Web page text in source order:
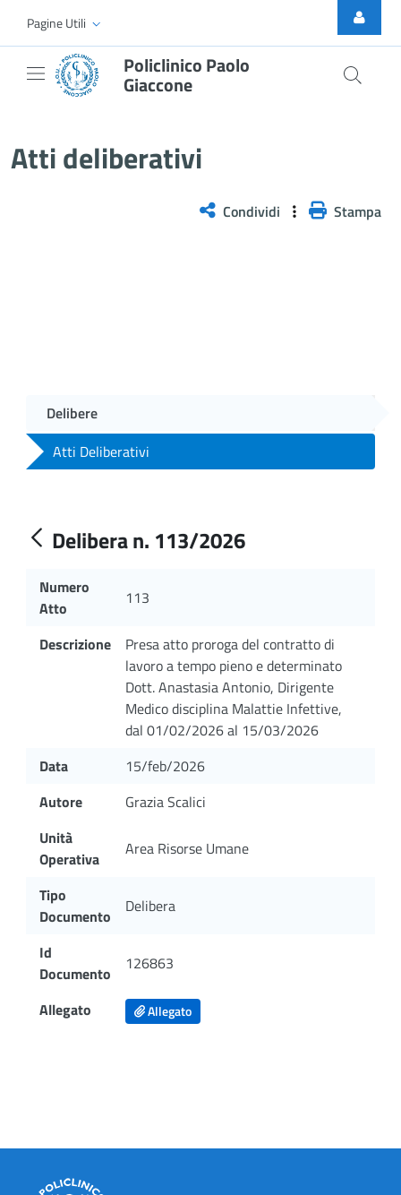
Skip to Main Content
Pagine Utili
Policlinico Paolo
Giaccone
Atti deliberativi
Condividi Stampa
Delibere
Atti Deliberativi
Delibera n. 113/2026
Numero
Atto
113
Descrizione
Presa atto proroga del contratto di
lavoro a tempo pieno e determinato
Dott. Anastasia Antonio, Dirigente
Medico disciplina Malattie Infettive,
dal 01/02/2026 al 15/03/2026
Data
15/feb/2026
Autore
Grazia Scalici
Unità
Operativa
Area Risorse Umane
Tipo
Documento
Delibera
Id
Documento
126863
Allegato Allegato